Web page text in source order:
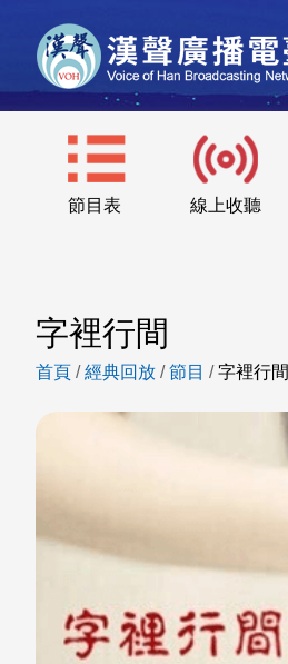
節目表 線上收聽
字裡行間
首頁 /經典回放 /節目 /字裡行間